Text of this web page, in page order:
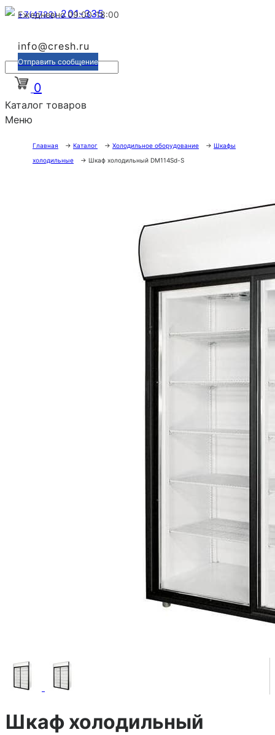
+7(4722)201-335
Ежедневно 09:00-18:00
info@cresh.ru
Отправить сообщение
0
Каталог товаров
Меню
Главная → Каталог → Холодильное оборудование → Шкафы
холодильные
→ Шкаф холодильный DM114Sd-S
Шкаф холодильный